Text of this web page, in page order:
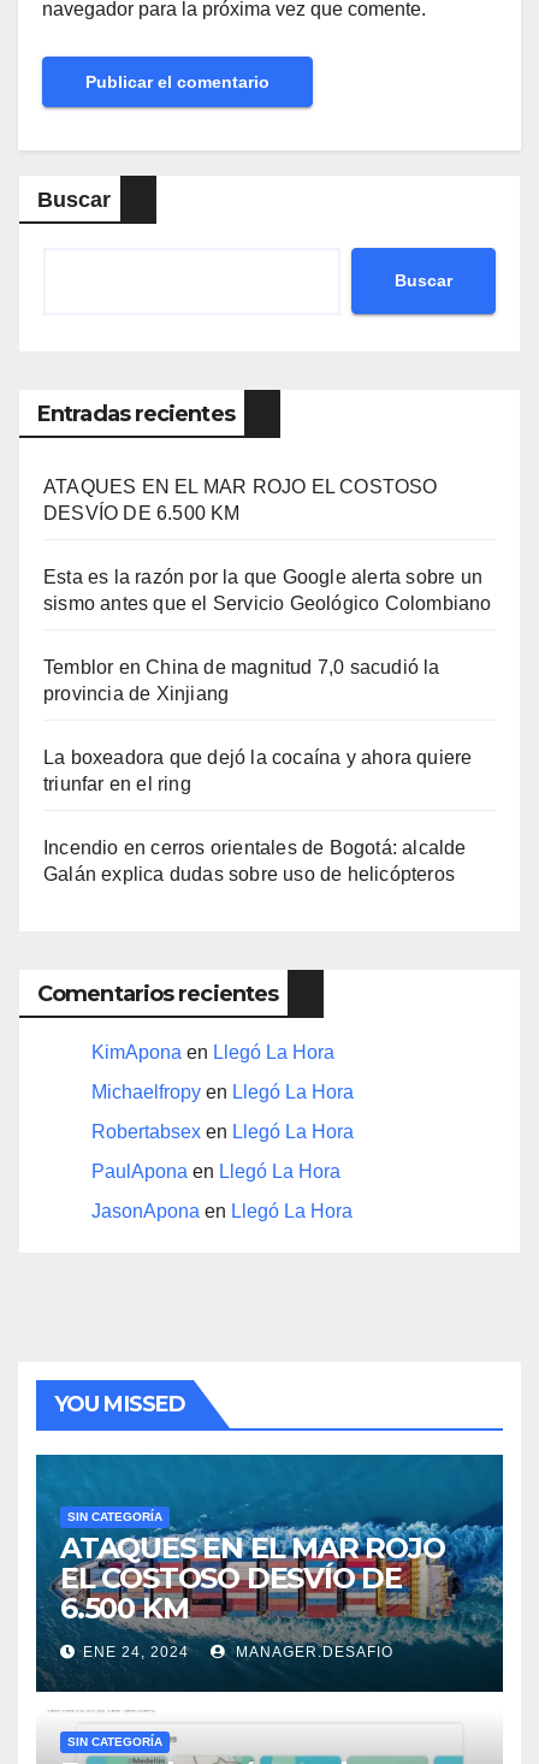
navegador para la próxima vez que comente.
Buscar
Buscar
Entradas recientes
ATAQUES EN EL MAR ROJO EL COSTOSO
DESVÍO DE 6.500 KM
Esta es la razón por la que Google alerta sobre un
sismo antes que el Servicio Geológico Colombiano
Temblor en China de magnitud 7,0 sacudió la
provincia de Xinjiang
La boxeadora que dejó la cocaína y ahora quiere
triunfar en el ring​
Incendio en cerros orientales de Bogotá: alcalde
Galán explica dudas sobre uso de helicópteros
Comentarios recientes
KimApona en Llegó La Hora
Michaelfropy en Llegó La Hora
Robertabsex en Llegó La Hora
PaulApona en Llegó La Hora
JasonApona en Llegó La Hora
YOU MISSED
SIN CATEGORÍA
ATAQUES EN EL MAR ROJO
EL COSTOSO DESVÍO DE
6.500 KM
ENE 24, 2024 MANAGER.DESAFIO
SIN CATEGORÍA